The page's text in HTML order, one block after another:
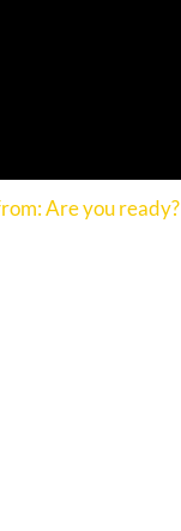
Are you ready?